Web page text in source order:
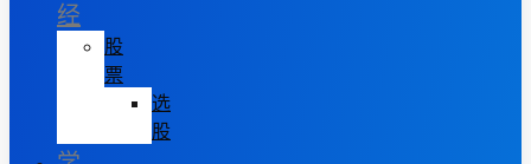
经
股
票
选
股